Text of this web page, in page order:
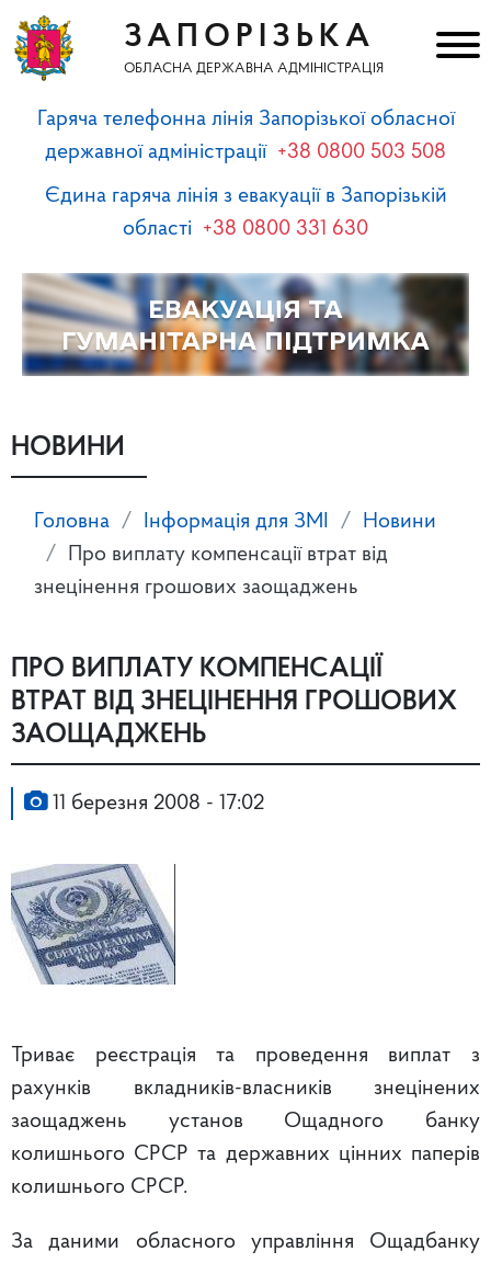
ЗАПОРІЗЬКА
ОБЛАСНА ДЕРЖАВНА АДМІНІСТРАЦІЯ
Гаряча телефонна лінія Запорізької обласної
державної адміністрації +38 0800 503 508
Єдина гаряча лінія з евакуації в Запорізькій
області +38 0800 331 630
НОВИНИ
Головна Інформація для ЗМІ
Новини
Про виплату компенсації втрат від
знецінення грошових заощаджень
ПРО ВИПЛАТУ КОМПЕНСАЦІЇ
ВТРАТ ВІД ЗНЕЦІНЕННЯ ГРОШОВИХ
ЗАОЩАДЖЕНЬ
11 березня 2008 - 17:02
Триває реєстрація та проведення виплат з
рахунків вкладників-власників знецінених
заощаджень установ Ощадного банку
колишнього СРСР та державних цінних паперів
колишнього СРСР.
За даними обласного управління Ощадбанку